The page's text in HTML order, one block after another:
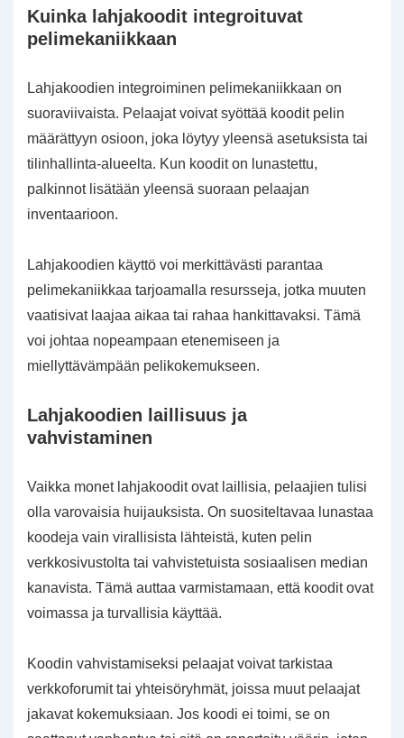
Kuinka lahjakoodit integroituvat
pelimekaniikkaan
Lahjakoodien integroiminen pelimekaniikkaan on
suoraviivaista. Pelaajat voivat syöttää koodit pelin
määrättyyn osioon, joka löytyy yleensä asetuksista tai
tilinhallinta-alueelta. Kun koodit on lunastettu,
palkinnot lisätään yleensä suoraan pelaajan
inventaarioon.
Lahjakoodien käyttö voi merkittävästi parantaa
pelimekaniikkaa tarjoamalla resursseja, jotka muuten
vaatisivat laajaa aikaa tai rahaa hankittavaksi. Tämä
voi johtaa nopeampaan etenemiseen ja
miellyttävämpään pelikokemukseen.
Lahjakoodien laillisuus ja
vahvistaminen
Vaikka monet lahjakoodit ovat laillisia, pelaajien tulisi
olla varovaisia huijauksista. On suositeltavaa lunastaa
koodeja vain virallisista lähteistä, kuten pelin
verkkosivustolta tai vahvistetuista sosiaalisen median
kanavista. Tämä auttaa varmistamaan, että koodit ovat
voimassa ja turvallisia käyttää.
Koodin vahvistamiseksi pelaajat voivat tarkistaa
verkkoforumit tai yhteisöryhmät, joissa muut pelaajat
jakavat kokemuksiaan. Jos koodi ei toimi, se on